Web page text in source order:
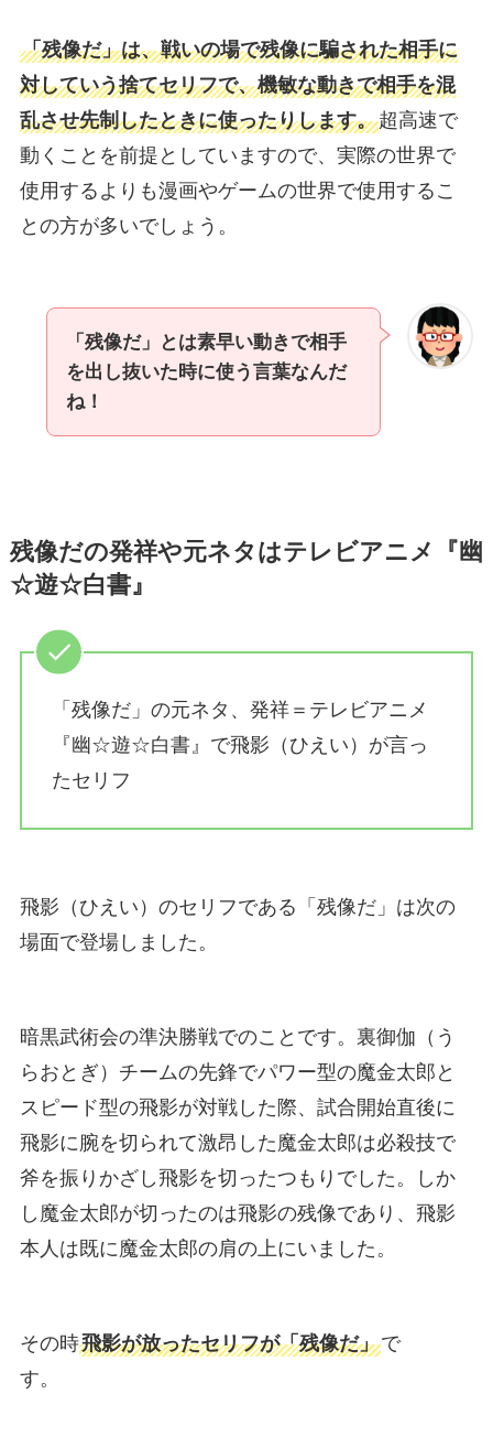
「残像だ」は、戦いの場で残像に騙された相手に
対していう捨てセリフで、機敏な動きで相手を混
乱させ先制したときに使ったりします。超高速で
動くことを前提としていますので、実際の世界で
使用するよりも漫画やゲームの世界で使用するこ
との方が多いでしょう。
「残像だ」とは素早い動きで相手
を出し抜いた時に使う言葉なんだ
ね！
残像だの発祥や元ネタはテレビアニメ『幽
☆遊☆白書』
「残像だ」の元ネタ、発祥＝テレビアニメ
『幽☆遊☆白書』で飛影（ひえい）が言っ
たセリフ
飛影（ひえい）のセリフである「残像だ」は次の
場面で登場しました。
暗黒武術会の準決勝戦でのことです。裏御伽（う
らおとぎ）チームの先鋒でパワー型の魔金太郎と
スピード型の飛影が対戦した際、試合開始直後に
飛影に腕を切られて激昂した魔金太郎は必殺技で
斧を振りかざし飛影を切ったつもりでした。しか
し魔金太郎が切ったのは飛影の残像であり、飛影
本人は既に魔金太郎の肩の上にいました。
その時飛影が放ったセリフが「残像だ」で
す。